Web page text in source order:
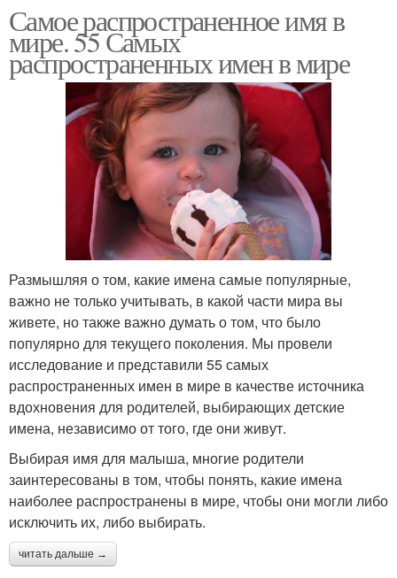
Самое распространенное имя в
мире. 55 Самых
распространенных имен в мире
Размышляя о том, какие имена самые популярные,
важно не только учитывать, в какой части мира вы
живете, но также важно думать о том, что было
популярно для текущего поколения. Мы провели
исследование и представили 55 самых
распространенных имен в мире в качестве источника
вдохновения для родителей, выбирающих детские
имена, независимо от того, где они живут.
Выбирая имя для малыша, многие родители
заинтересованы в том, чтобы понять, какие имена
наиболее распространены в мире, чтобы они могли либо
исключить их, либо выбирать.
читать дальше →